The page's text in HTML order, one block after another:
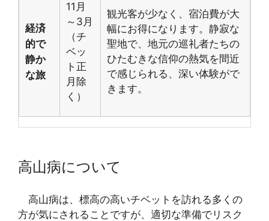
経済
的で
静か
な旅
11月
～3月
（チ
ベッ
ト正
月除
く）
観光客が少なく、宿泊費が大
幅にお得になります。静寂な
聖地で、地元の巡礼者たちの
ひたむきな信仰の熱気を間近
で感じられる、深い体験がで
きます。
高山病について
高山病は、標高の高いチベットを訪れる多くの
方が気にされることですが、適切な準備でリスク